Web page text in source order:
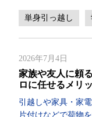
単身引っ越し
2026年7月4日
家族や友人に頼
ロに任せるメリ
引越しや家具・家
片付けなどで荷物